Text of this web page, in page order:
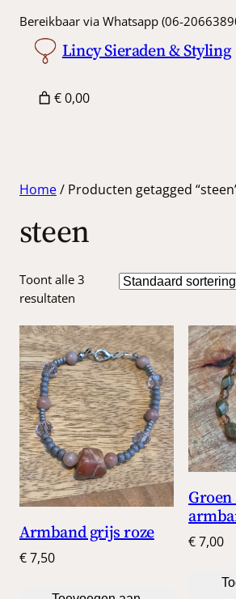
Bereikbaar via Whatsapp (06-
Lincy Sieraden & Styling
€ 0,00
Home/ Producten getagged
steen
Toont alle 3
resultaten
Armband grijs roze
€7,50
€7,00